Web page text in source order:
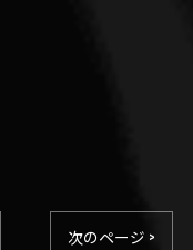
次のページ >